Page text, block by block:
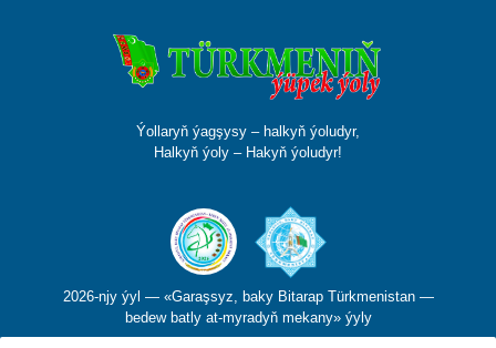
Ýollaryň ýagşysy – halkyň ýoludyr,
Halkyň ýoly – Hakyň ýoludyr!
2026-njy ýyl — «Garaşsyz, baky Bitarap Türkmenistan —
bedew batly at-myradyň mekany» ýyly